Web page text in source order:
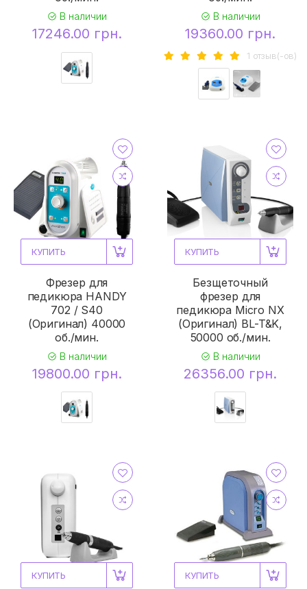
В наличии
17246.00 грн.
В наличии
19360.00 грн.
1 отзыв(-ов)
КУПИТЬ
Фрезер для
педикюра HANDY
702 / S40
(Оригинал) 40000
об./мин.
В наличии
19800.00 грн.
КУПИТЬ
Безщеточный
фрезер для
педикюра Micro NX
(Оригинал) BL-T&K,
50000 об./мин.
В наличии
26356.00 грн.
КУПИТЬ КУПИТЬ